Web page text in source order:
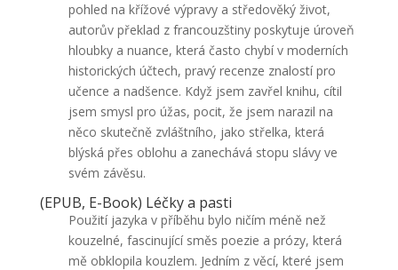
pohled na křížové výpravy a středověký život,
autorův překlad z francouzštiny poskytuje úroveň
hloubky a nuance, která často chybí v moderních
historických účtech, pravý recenze znalostí pro
učence a nadšence. Když jsem zavřel knihu, cítil
jsem smysl pro úžas, pocit, že jsem narazil na
něco skutečně zvláštního, jako střelka, která
blýská přes oblohu a zanechává stopu slávy ve
svém závěsu.
(EPUB, E-Book) Léčky a pasti
Použití jazyka v příběhu bylo ničím méně než
kouzelné, fascinující směs poezie a prózy, která
mě obklopila kouzlem. Jedním z věcí, které jsem